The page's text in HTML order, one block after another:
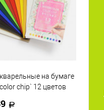
на бумаге
chip` 12 цветов